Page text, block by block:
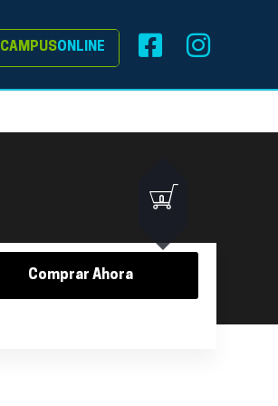
CAMPUSONLINE
0
Comprar Ahora